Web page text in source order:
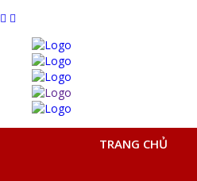
TRANG CHỦ